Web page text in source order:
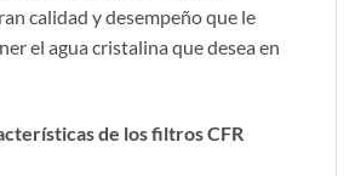
calidad y desempeño que le
el agua cristalina que desea en
de los filtros CFR